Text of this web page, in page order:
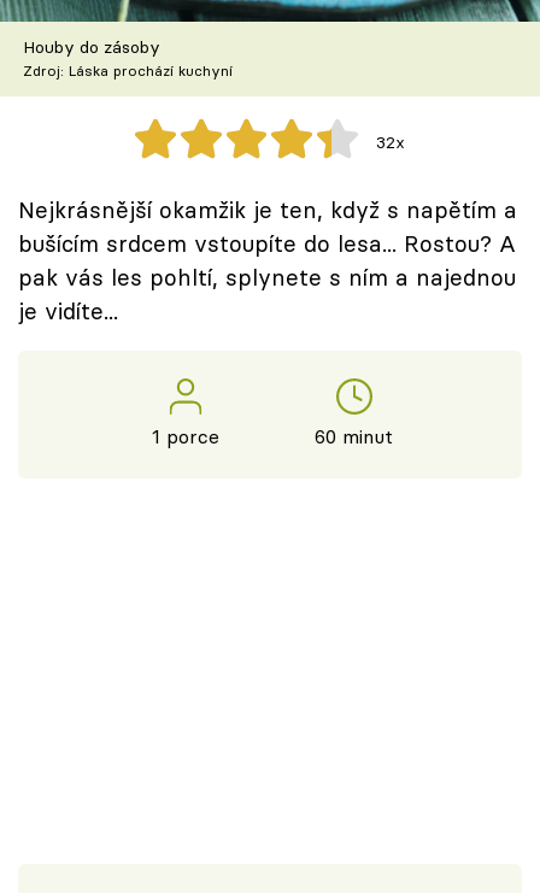
Škola vaření
Recepty z TV
Speciál: Cuketa
Těhotnej kuchař
Sledujte prima+
Houby do zásoby
Zdroj: Láska prochází kuchyní
32x
Nejkrásnější okamžik je ten, když s napětím a
bušícím srdcem vstoupíte do lesa... Rostou? A
pak vás les pohltí, splynete s ním a najednou
je vidíte...
1 porce 60 minut